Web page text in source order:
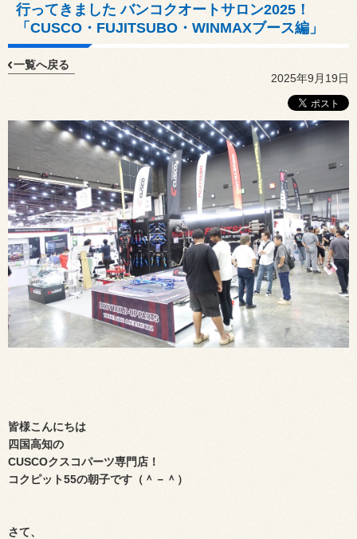
行ってきました バンコクオートサロン2025！
「CUSCO・FUJITSUBO・WINMAXブース編」
一覧へ戻る
2025年9月19日
皆様こんにちは
四国高知の
CUSCOクスコパーツ専門店！
コクピット55の朝子です（＾－＾）
さて、